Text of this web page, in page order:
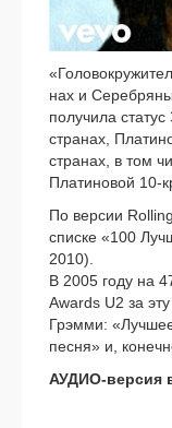
нах и
полу­чи­ла
стра­нах,
стра­нах, в том
Платиновой 10-
По вер­сии
спис­ке «100
2010).
В 2005 году на
Awards U2 за
Грэмми:
песня» и,
АУДИО-версия